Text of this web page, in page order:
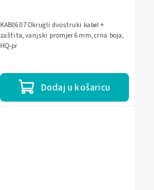
Dodaj u košaricu
KAB0607 Okrugli dvostruki kabel +
zaštita, vanjski promjer 6mm, crna boja,
HQ-pr